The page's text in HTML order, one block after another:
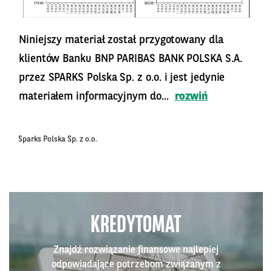
Niniejszy materiał został przygotowany dla
klientów Banku BNP PARIBAS BANK POLSKA S.A.
przez SPARKS Polska Sp. z o.o. i jest jedynie
materiałem informacyjnym do...
rozwiń
Sparks Polska Sp. z o.o.
KREDYTOMAT
Znajdź rozwiązanie finansowe najlepiej
odpowiadające potrzebom związanym z